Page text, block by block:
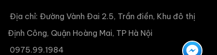
Địa chỉ: Đường Vành Đai 2.5, Trần điền, Khu đô thị
Định Công, Quận Hoàng Mai, TP Hà Nội
0975.99.1984